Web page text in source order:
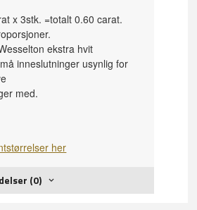
x 3stk. =totalt 0.60 carat.
ekstra hvit
inneslutninger usynlig for
med.
her
(0)